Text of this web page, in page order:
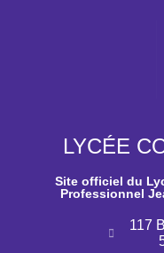
LYCÉE
Site officiel du
Professionnel
117